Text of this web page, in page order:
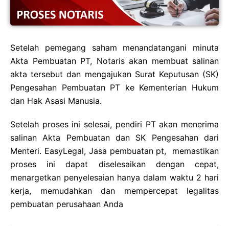
Setelah pemegang saham menandatangani minuta
Akta Pembuatan PT, Notaris akan membuat salinan
akta tersebut dan mengajukan Surat Keputusan (SK)
Pengesahan Pembuatan PT ke Kementerian Hukum
dan Hak Asasi Manusia.
Setelah proses ini selesai, pendiri PT akan menerima
salinan Akta Pembuatan dan SK Pengesahan dari
Menteri. EasyLegal, Jasa pembuatan pt, memastikan
proses ini dapat diselesaikan dengan cepat,
menargetkan penyelesaian hanya dalam waktu 2 hari
kerja, memudahkan dan mempercepat legalitas
pembuatan perusahaan Anda